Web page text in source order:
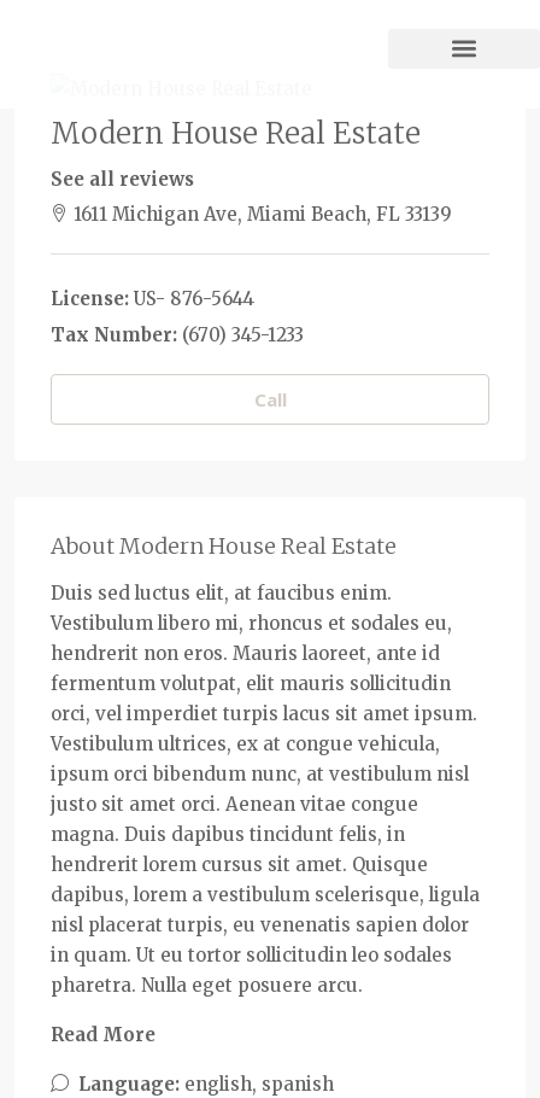
Modern House Real Estate
See all reviews
1611 Michigan Ave, Miami Beach, FL 33139
License: US- 876-5644
Tax Number: (670) 345-1233
Call
About Modern House Real Estate
Duis sed luctus elit, at faucibus enim.
Vestibulum libero mi, rhoncus et sodales eu,
hendrerit non eros. Mauris laoreet, ante id
fermentum volutpat, elit mauris sollicitudin
orci, vel imperdiet turpis lacus sit amet ipsum.
Vestibulum ultrices, ex at congue vehicula,
ipsum orci bibendum nunc, at vestibulum nisl
justo sit amet orci. Aenean vitae congue
magna. Duis dapibus tincidunt felis, in
hendrerit lorem cursus sit amet. Quisque
dapibus, lorem a vestibulum scelerisque, ligula
nisl placerat turpis, eu venenatis sapien dolor
in quam. Ut eu tortor sollicitudin leo sodales
pharetra. Nulla eget posuere arcu.
Read More
Language: english, spanish